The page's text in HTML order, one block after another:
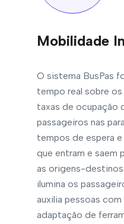
Mobilidade
O sistema BusPas
tempo real sobre
taxas de ocupação
passageiros nas
tempos de espera
que entram e saem
as origens-
ilumina os
auxilia pessoas
adaptação de